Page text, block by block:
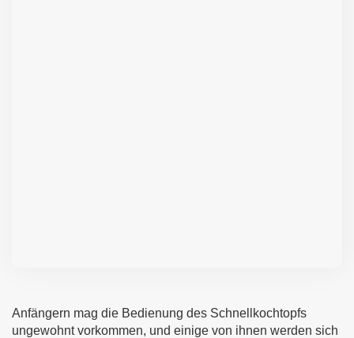
Anfängern mag die Bedienung des Schnellkochtopfs
ungewohnt vorkommen, und einige von ihnen werden sich